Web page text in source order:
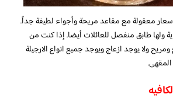
معقولة مع مقاعد مريحة وأجواء لطيفة جداً.
ولها طابق منفصل للعائلات أيضا. إذا كنت من
ولا يوجد ازعاج ويوجد جميع انواع الارجيلة